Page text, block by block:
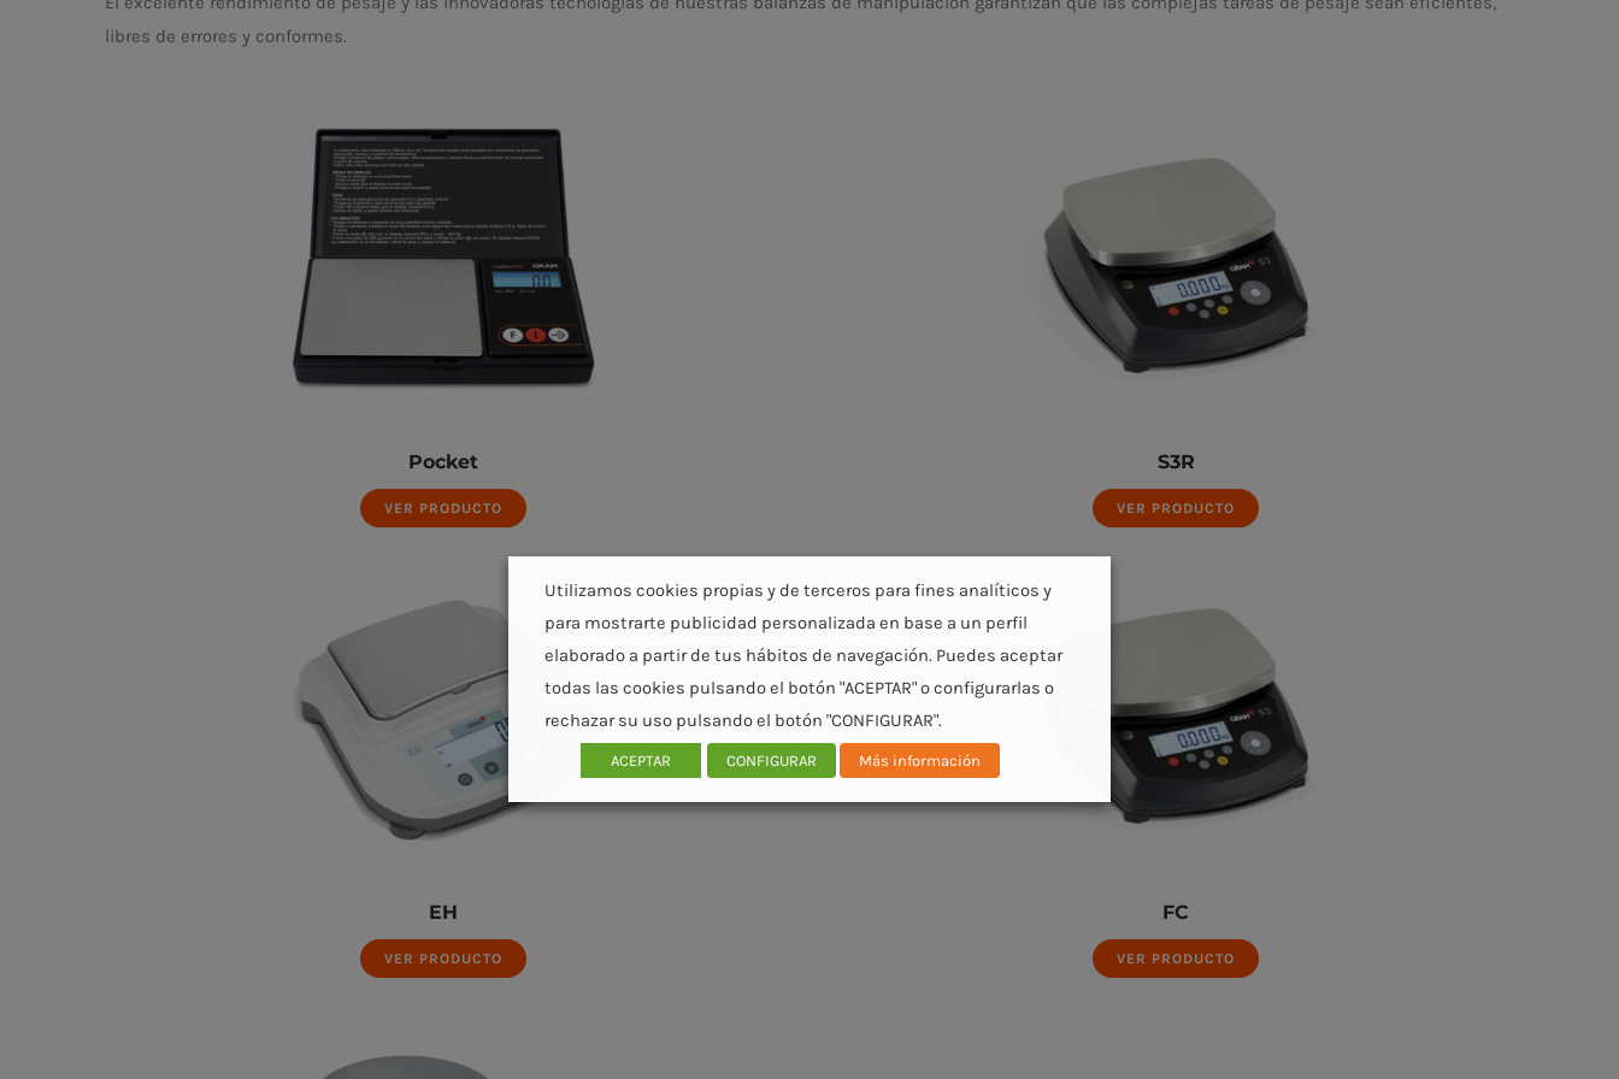
libres de errores y conformes.
Pocket
VER PRODUCTO
S3R
VER PRODUCTO
EH
VER PRODUCTO
FC
VER PRODUCTO
Utilizamos cookies propias y de terceros para fines analíticos y
para mostrarte publicidad personalizada en base a un perfil
elaborado a partir de tus hábitos de navegación. Puedes aceptar
todas las cookies pulsando el botón "ACEPTAR" o configurarlas o
rechazar su uso pulsando el botón "CONFIGURAR".
ACEPTAR CONFIGURAR Más información